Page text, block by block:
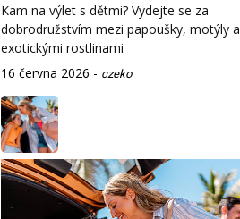
Kam na výlet s dětmi? Vydejte se za
dobrodružstvím mezi papoušky, motýly a
exotickými rostlinami
16 června 2026 - czeko